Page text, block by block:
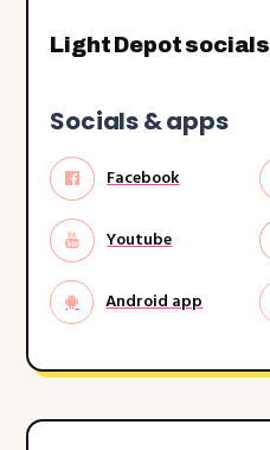
Light Depot socials
Socials & apps
Facebook
Youtube
Android app